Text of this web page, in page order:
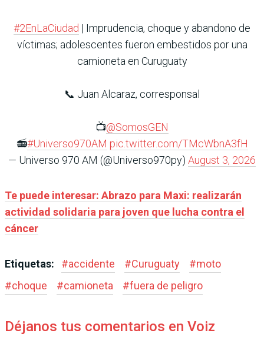
#2EnLaCiudad | Imprudencia, choque y abandono de
víctimas; adolescentes fueron embestidos por una
camioneta en Curuguaty
📞 Juan Alcaraz, corresponsal
📺@SomosGEN
📻#Universo970AM pic.twitter.com/TMcWbnA3fH
— Universo 970 AM (@Universo970py) August 3, 2026
Te puede interesar: Abrazo para Maxi: realizarán
actividad solidaria para joven que lucha contra el
cáncer
Etiquetas: #accidente #Curuguaty #moto
#choque #camioneta #fuera de peligro
Déjanos tus comentarios en Voiz